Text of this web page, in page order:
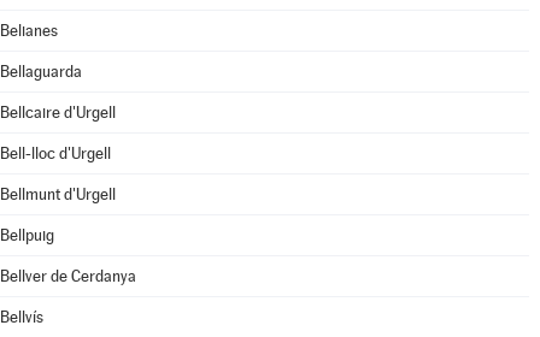
Belianes
Bellaguarda
Bellcaire d'Urgell
Bell-lloc d'Urgell
Bellmunt d'Urgell
Bellpuig
Bellver de Cerdanya
Bellvís